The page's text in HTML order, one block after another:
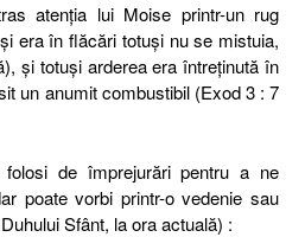
atenţia lui Moise printr-un rug
era în flăcări totuşi nu se mistuia,
şi totuşi arderea era întreţinută în
un anumit combustibil (Exod 3 : 7
de împrejurări pentru a ne
poate vorbi printr-o vedenie sau
Sfânt, la ora actuală) :